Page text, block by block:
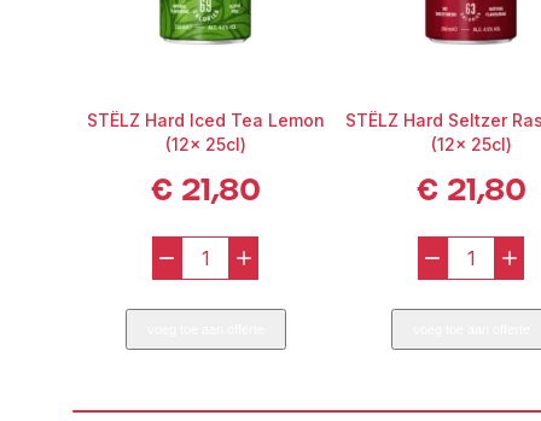
STËLZ Hard Iced Tea Lemon
(12x 25cl)
€21,80
-
STËLZ
Hard
Iced
Lemon
+
STËLZ Hard Seltzer
(12x 25cl)
€21,80
-
STËLZ
Hard
(12x
+